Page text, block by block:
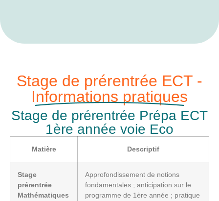
Stage de prérentrée ECT -
Informations pratiques
Stage de prérentrée Prépa ECT
1ère année voie Eco
Matière Descriptif
Stage
prérentrée
Mathématiques
Approfondissement de notions
fondamentales ; anticipation sur le
programme de 1ère année ; pratique